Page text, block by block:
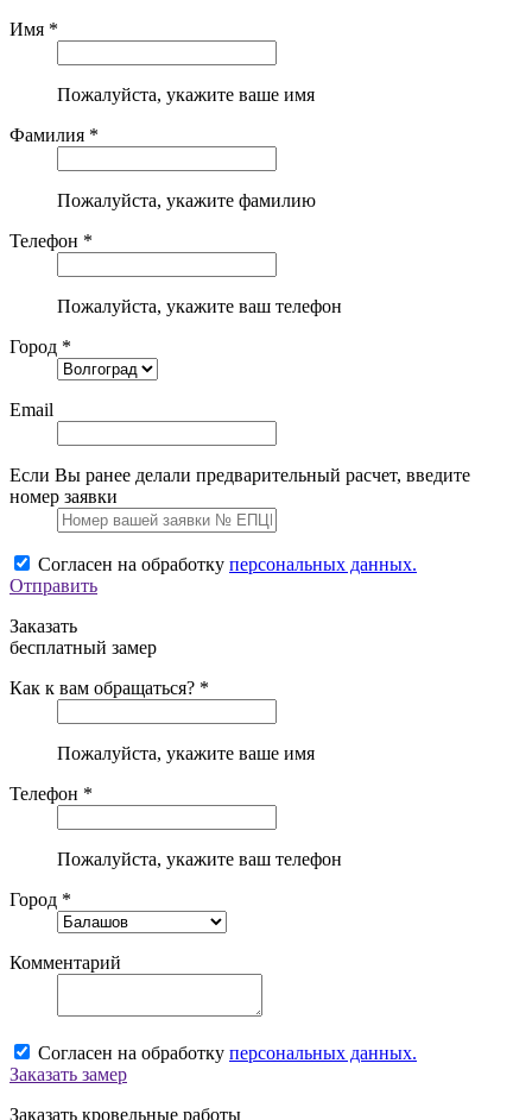
Имя *
Пожалуйста, укажите ваше имя
Фамилия *
Пожалуйста, укажите фамилию
Телефон *
Пожалуйста, укажите ваш телефон
Город *
Email
Если Вы ранее делали предварительный расчет, введите
номер заявки
Согласен на обработку персональных данных.
Отправить
Заказать
бесплатный замер
Как к вам обращаться? *
Пожалуйста, укажите ваше имя
Телефон *
Пожалуйста, укажите ваш телефон
Город *
Комментарий
Согласен на обработку персональных данных.
Заказать замер
Заказать кровельные работы